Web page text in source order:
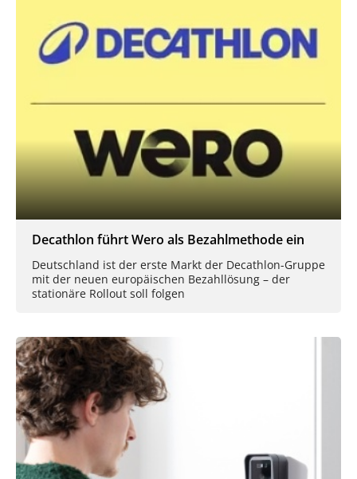
Decathlon führt Wero als Bezahlmethode ein
Deutschland ist der erste Markt der Decathlon-Gruppe
mit der neuen europäischen Bezahllösung – der
stationäre Rollout soll folgen